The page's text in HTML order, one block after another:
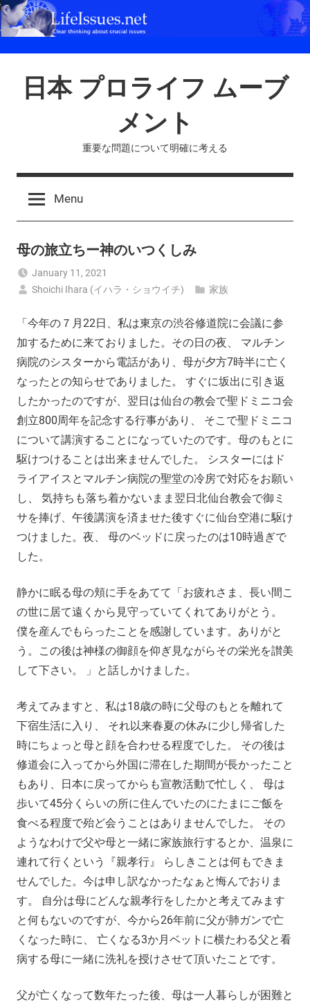
Skip
to
日本 プロライフ ムーブ
メント
重要な問題について明確に考える
Menu
母の旅立ちー神のいつくしみ
January 11, 2021
Shoichi Ihara (イハラ・ショウイチ)
家族
「今年の７月22日、私は東京の渋谷修道院に会議に参
加するために来ておりました。その日の夜、 マルチン
病院のシスターから電話があり、母が夕方7時半に亡く
なったとの知らせでありました。 すぐに坂出に引き返
したかったのですが、翌日は仙台の教会で聖ドミニコ会
創立800周年を記念する行事があり、 そこで聖ドミニコ
について講演することになっていたのです。母のもとに
駆けつけることは出来ませんでした。 シスターにはド
ライアイスとマルチン病院の聖堂の冷房で対応をお願い
し、 気持ちも落ち着かないまま翌日北仙台教会で御ミ
サを捧げ、午後講演を済ませた後すぐに仙台空港に駆け
つけました。夜、 母のベッドに戻ったのは10時過ぎで
した。
静かに眠る母の頬に手をあてて「お疲れさま、長い間こ
の世に居て遠くから見守っていてくれてありがとう。
僕を産んでもらったことを感謝しています。ありがと
う。この後は神様の御顔を仰ぎ見ながらその栄光を讃美
して下さい。 」と話しかけました。
考えてみますと、私は18歳の時に父母のもとを離れて
下宿生活に入り、 それ以来春夏の休みに少し帰省した
時にちょっと母と顔を合わせる程度でした。 その後は
修道会に入ってから外国に滞在した期間が長かったこと
もあり、日本に戻ってからも宣教活動で忙しく、 母は
歩いて45分くらいの所に住んでいたのにたまにご飯を
食べる程度で殆ど会うことはありませんでした。 その
ようなわけで父や母と一緒に家族旅行するとか、温泉に
連れて行くという『親孝行』 らしきことは何もできま
せんでした。今は申し訳なかったなぁと悔んでおりま
す。 自分は母にどんな親孝行をしたかと考えてみます
と何もないのですが、今から26年前に父が肺ガンで亡
くなった時に、 亡くなる3か月ベットに横たわる父と看
病する母に一緒に洗礼を授けさせて頂いたことです。
父が亡くなって数年たった後、母は一人暮らしが困難と